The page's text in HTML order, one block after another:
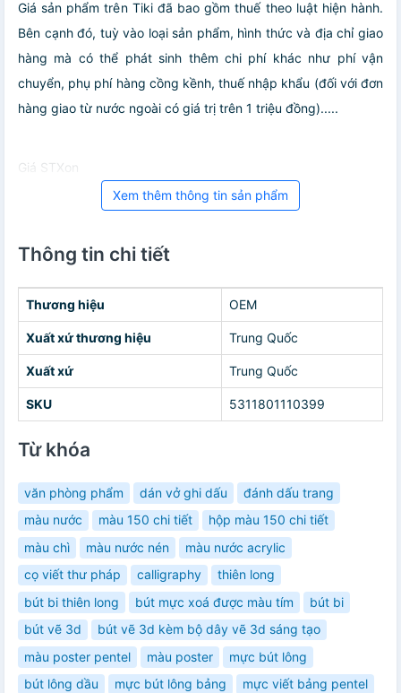
Giá sản phẩm trên Tiki đã bao gồm thuế theo luật hiện hành.
Bên cạnh đó, tuỳ vào loại sản phẩm, hình thức và địa chỉ giao
hàng mà có thể phát sinh thêm chi phí khác như phí vận
chuyển, phụ phí hàng cồng kềnh, thuế nhập khẩu (đối với đơn
hàng giao từ nước ngoài có giá trị trên 1 triệu đồng).....
Giá STXon
Xem thêm thông tin sản phẩm
Thông tin chi tiết
Thương hiệu OEM
Xuất xứ thương hiệu Trung Quốc
Xuất xứ Trung Quốc
SKU 5311801110399
Từ khóa
văn phòng phẩm dán vở ghi dấu
đánh dấu trang
màu nước
màu 150 chi tiết
hộp màu 150 chi tiết
màu chì
màu nước nén
màu nước acrylic
cọ viết thư pháp
calligraphy
thiên long
bút bi thiên long
bút mực xoá được màu tím
bút bi
bút vẽ 3d
bút vẽ 3d kèm bộ dây vẽ 3d sáng tạo
màu poster pentel
màu poster
mực bút lông
bút lông dầu
mực bút lông bảng
mực viết bảng pentel